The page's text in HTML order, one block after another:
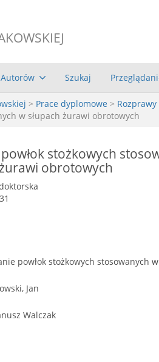
Szukaj
> Prace dyplomowe >
w słupach żurawi obrotowych
stożkowych
obrotowych
powłok stożkowych stosowanych
Jan
Walczak